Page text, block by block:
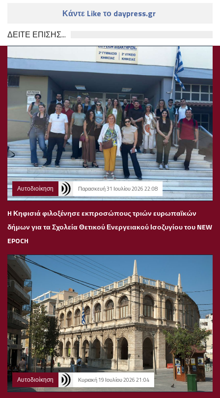
Κάντε Like το daypress.gr
ΔΕΙΤΕ ΕΠΙΣΗΣ...
Αυτοδιοίκηση Παρασκευή 31 Ιουλίου 2026 22:08
H Κηφισιά φιλοξένησε εκπροσώπους τριών ευρωπαϊκών
δήμων για τα Σχολεία Θετικού Ενεργειακού Ισοζυγίου του NEW
EPOCH
Αυτοδιοίκηση Κυριακή 19 Ιουλίου 2026 21:04